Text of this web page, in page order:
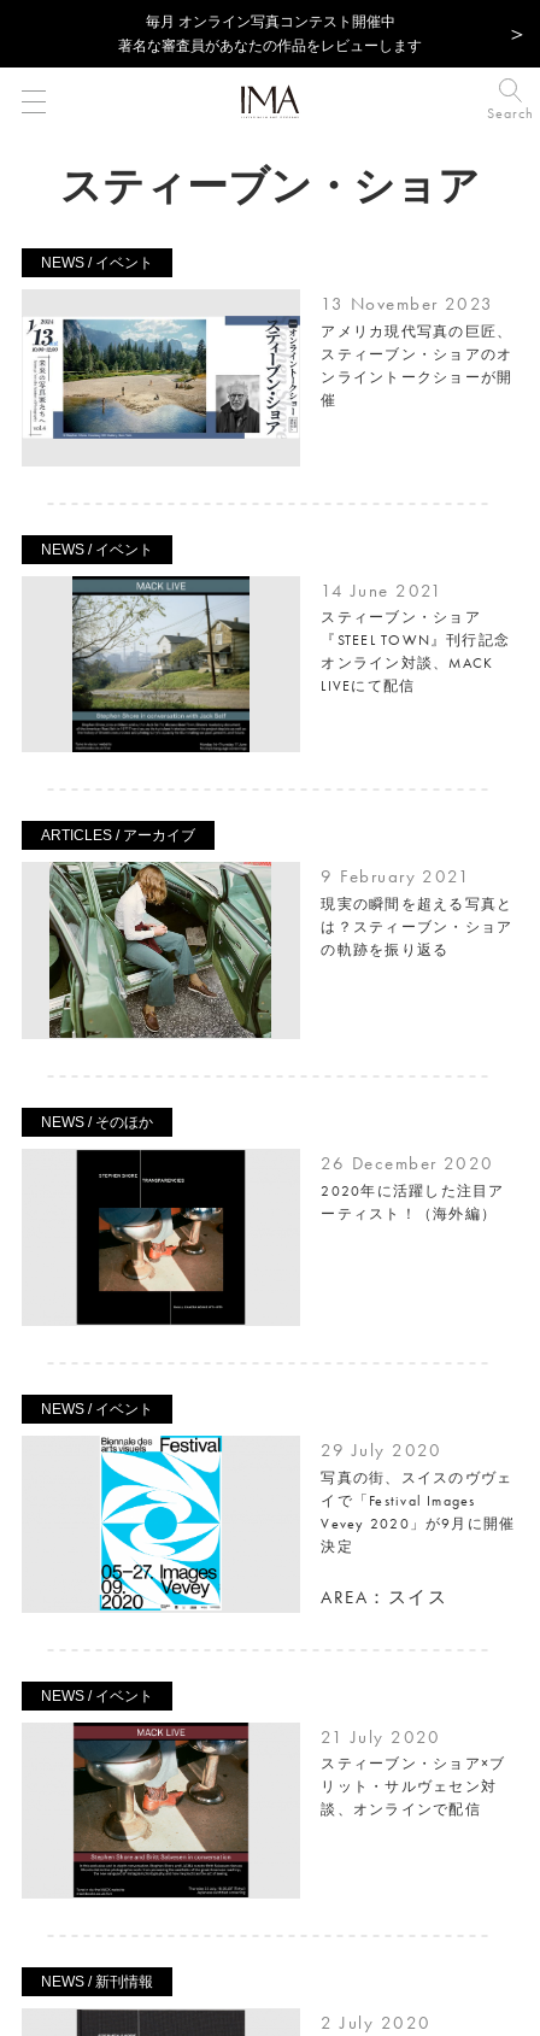
毎⽉ オンライン写真コンテスト開催中
著名な審査員があなたの作品をレビューします
Search
スティーブン・ショア
NEWS / イベント
13 November 2023
アメリカ現代写真の巨匠、
スティーブン・ショアのオ
ンライントークショーが開
催
NEWS / イベント
14 June 2021
スティーブン・ショア
『STEEL TOWN』刊行記念
オンライン対談、MACK
LIVEにて配信
ARTICLES / アーカイブ
9 February 2021
現実の瞬間を超える写真と
は？スティーブン・ショア
の軌跡を振り返る
NEWS / そのほか
26 December 2020
2020年に活躍した注目ア
ーティスト！（海外編）
NEWS / イベント
29 July 2020
写真の街、スイスのヴヴェ
イで「Festival Images
Vevey 2020」が9月に開催
決定
AREA：スイス
NEWS / イベント
21 July 2020
スティーブン・ショア×ブ
リット・サルヴェセン対
談、オンラインで配信
NEWS / 新刊情報
2 July 2020